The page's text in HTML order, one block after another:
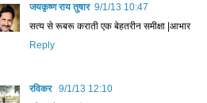
जयकृष्ण राय तुषार 9/1/13 10:47
सत्य से रूबरू कराती एक बेहतरीन समीक्षा |आभार
Reply
रविकर 9/1/13 12:10